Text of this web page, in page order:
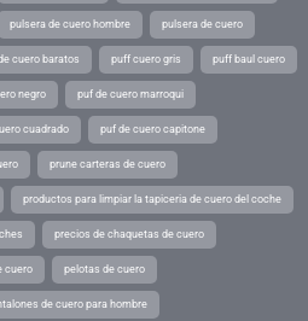
pulsera de cuero hombre pulsera de cuero
cuero baratos puff cuero gris puff baul cuero
negro puf de cuero marroqui
cuadrado puf de cuero capitone
prune carteras de cuero
productos para limpiar la tapiceria de cuero del coche
precios de chaquetas de cuero
cuero pelotas de cuero
de cuero para hombre